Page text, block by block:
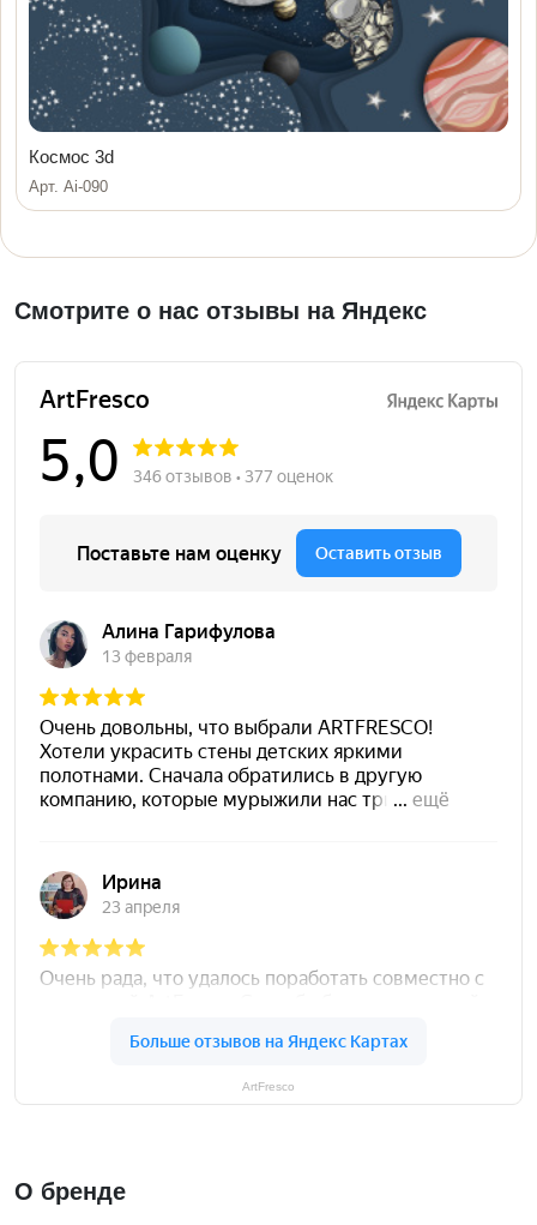
Космос 3d
Арт. Ai-090
Смотрите о нас отзывы на Яндекс
ArtFresco
О бренде